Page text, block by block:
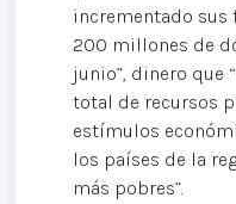
incrementado sus
200 millones de
junio”, dinero que
total de recursos
estímulos
los países de la
más pobres”.